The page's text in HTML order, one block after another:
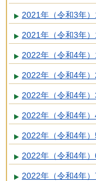
2021年（令和3年
2021年（令和3年
2022年（令和4年
2022年（令和4年
2022年（令和4年
2022年（令和4年
2022年（令和4年
2022年（令和4年
2022年（令和4年